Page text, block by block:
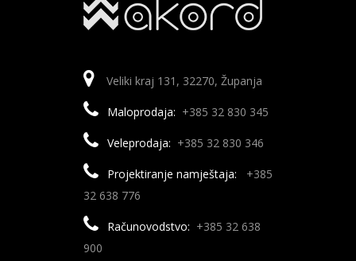
Veliki kraj 131, 32270, Županja
Maloprodaja: +385 32 830 345
Veleprodaja: +385 32 830 346
Projektiranje namještaja:
+385
32 638 776
Računovodstvo: +385 32 638
900